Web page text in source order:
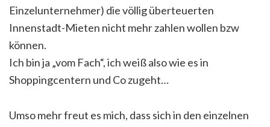
Einzelunternehmer) die völlig überteuerten
Innenstadt-Mieten nicht mehr zahlen wollen bzw
können.
Ich bin ja „vom Fach“, ich weiß also wie es in
Shoppingcentern und Co zugeht…
Umso mehr freut es mich, dass sich in den einzelnen